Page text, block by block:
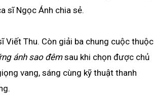
sĩ Ngọc Ánh chia sẻ.
Viết Thu. Còn giải ba chung cuộc thuộc
ánh sao đêmsau khi chọn được chủ
vang, sáng cùng kỹ thuật thanh